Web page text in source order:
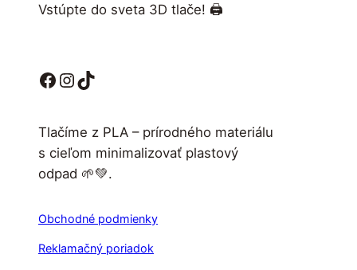
Vstúpte do sveta 3D tlače! 🖨️
Facebook InstagramTikTok
Tlačíme z PLA – prírodného materiálu
s cieľom minimalizovať plastový
odpad 🌱💚.
Obchodné podmienky
Reklamačný poriadok